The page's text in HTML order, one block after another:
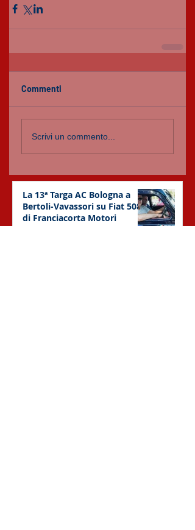
Commenti
Scrivi un commento...
La 13ª Targa AC Bologna a
Bertoli-Vavassori su Fiat 508C
di Franciacorta Motori